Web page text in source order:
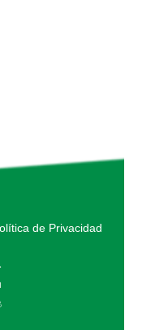
de Privacidad